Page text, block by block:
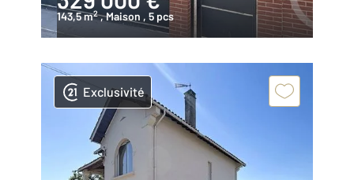
143,5 m2 , Maison , 5 pcs
Exclusivité